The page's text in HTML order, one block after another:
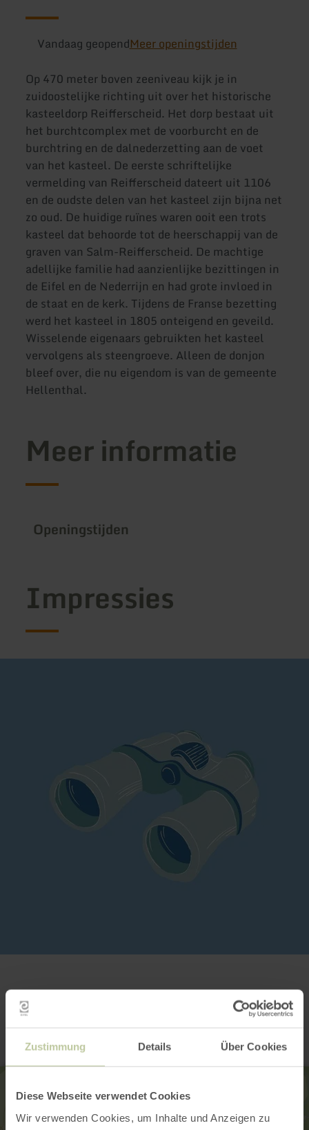
Zustimmung Details Über Cookies
Diese Webseite verwendet Cookies
Wir verwenden Cookies, um Inhalte und Anzeigen zu
Vandaag geopendMeer openingstijden
Op 470 meter boven zeeniveau kijk je in
zuidoostelijke richting uit over het historische
kasteeldorp Reifferscheid. Het dorp bestaat uit
het burchtcomplex met de voorburcht en de
burchtring en de dalnederzetting aan de voet
van het kasteel. De eerste schriftelijke
vermelding van Reifferscheid dateert uit 1106
en de oudste delen van het kasteel zijn bijna net
zo oud. De huidige ruïnes waren ooit een trots
kasteel dat behoorde tot de heerschappij van de
graven van Salm-Reifferscheid. De machtige
adellijke familie had aanzienlijke bezittingen in
de Eifel en de Nederrijn en had grote invloed in
de staat en de kerk. Tijdens de Franse bezetting
werd het kasteel in 1805 onteigend en geveild.
Wisselende eigenaars gebruikten het kasteel
vervolgens als steengroeve. Alleen de donjon
bleef over, die nu eigendom is van de gemeente
Hellenthal.
Meer informatie
Openingstijden
Impressies
Contact